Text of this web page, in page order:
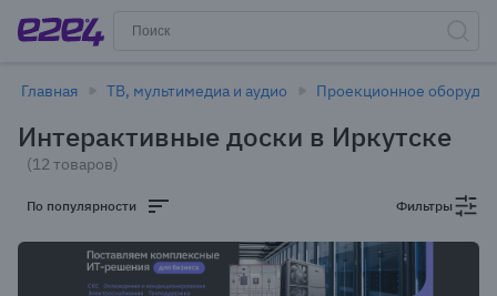
Главная ТВ, мультимедиа и аудио Проекционное
Интерактивные доски в Иркутске
(12 товаров)
По популярности Фильтры